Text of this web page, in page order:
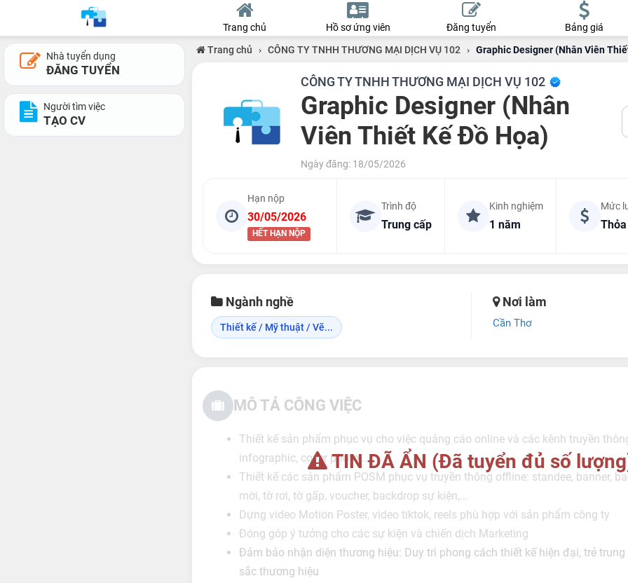
Trang chủ Hồ sơ ứng viên Đăng tuyển Bảng giá
Nhà tuyển dụng
ĐĂNG TUYỂN
Người tìm việc
TẠO CV
Trang chủ › CÔNG TY TNHH THƯƠNG MẠI DỊCH VỤ 102 › Graphic Designer (Nhân Viên
CÔNG TY TNHH THƯƠNG MẠI DỊCH VỤ 102
Graphic Designer (Nhân
Viên Thiết Kế Đồ Họa)
Ngày đăng: 18/05/2026
Hạn nộp
30/05/2026
HẾT HẠN NỘP
Trình độ
Trung cấp
Kinh nghiệm
1 năm
Mức
Ngành nghề
Thiết kế / Mỹ thuật / Vẽ...
Nơi làm
Cần Thơ
TIN ĐÃ ẨN (Đã tuyển đủ số
MÔ TẢ CÔNG VIỆC
Thiết kế sản phẩm phục vụ cho việc quảng cáo online và các kênh truyền
infographic, cover photo,...
Thiết kế các sản phẩm POSM phục vụ truyền thông offline: standee, banner,
mời, tờ rơi, tờ gấp, voucher, backdrop sự kiện,...
Dựng video Motion Poster, video tiktok, reels phù hợp với sản phẩm công ty
Đóng góp ý tưởng cho các sự kiện và chiến dịch Marketing
Đảm bảo nhận diện thương hiệu: Duy trì phong cách thiết kế hiện đại, trẻ
sắc thương hiệu